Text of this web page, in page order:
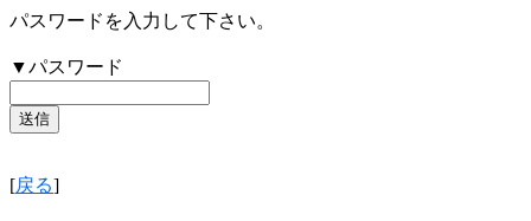
パスワードを入力して下さい。
▼パスワード
[戻る]